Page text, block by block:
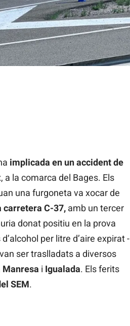
implicada en un accident de
la comarca del Bages. Els
una furgoneta va xocar de
carretera C-37,amb un tercer
donat positiu en la prova
per litre d’aire expirat -
ser traslladats a diversos
Manresa i Igualada. Els ferits
SEM.